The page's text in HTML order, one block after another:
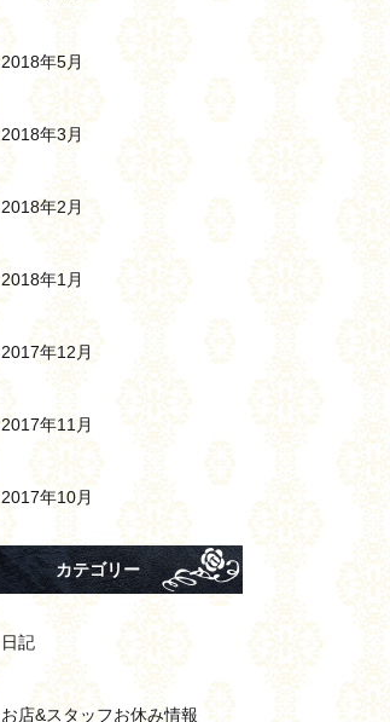
2018年5月
2018年3月
2018年2月
2018年1月
2017年12月
2017年11月
2017年10月
カテゴリー
日記
お店&スタッフお休み情報